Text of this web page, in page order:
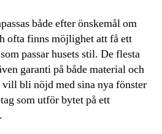
både efter önskemål om
ofta finns möjlighet att få ett
passar husets stil. De flesta
garanti på både material och
bli nöjd med sina nya fönster
som utför bytet på ett